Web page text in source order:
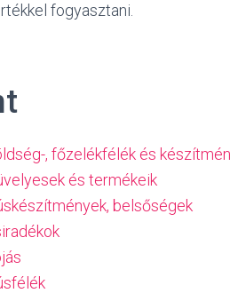
fogyasztani.
, főzelékfélék és
és termékeik
belsőségek